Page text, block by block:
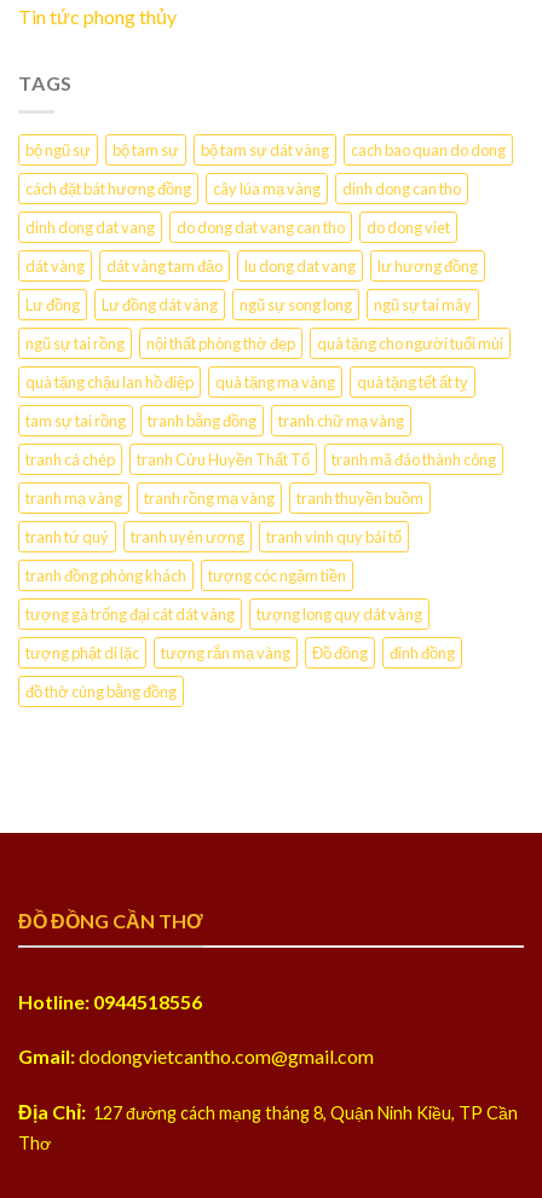
Tin tức phong thủy
TAGS
bộ ngũ sự bộ tam sự bộ tam sự dát vàng
cach bao quan do dong
cách đặt bát hương đồng
cây lúa mạ vàng
dinh dong can tho
dinh dong dat vang
do dong dat vang can tho
do dong viet
dát vàng
dát vàng tam đảo lu dong dat vang
lư hương đồng
Lư đồng
Lư đồng dát vàng ngũ sự song long
ngũ sự tai mây
ngũ sự tai rồng
nội thất phòng thờ đẹp
quà tặng cho người tuổi mùi
quà tặng chậu lan hồ điệp
quà tặng mạ vàng
quà tặng tết ất tỵ
tam sự tai rồng
tranh bằng đồng
tranh chữ mạ vàng
tranh cá chép
tranh Cửu Huyền Thất Tổ
tranh mã đáo thành công
tranh mạ vàng
tranh rồng mạ vàng
tranh thuyền buồm
tranh tứ quý
tranh uyên ương
tranh vinh quy bái tổ
tranh đồng phòng khách
tượng cóc ngậm tiền
tượng gà trống đại cát dát vàng
tượng long quy dát vàng
tượng phật di lặc
tượng rắn mạ vàng Đồ đồng
đỉnh đồng
đồ thờ cúng bằng đồng
ĐỒ ĐỒNG CẦN THƠ
Hotline: 0944518556
Gmail:dodongvietcantho.com@gmail.com
Địa Chỉ: 127 đường cách mạng tháng 8, Quận Ninh Kiều, TP Cần
Thơ